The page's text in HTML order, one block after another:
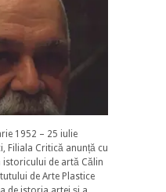
1952 – 25 iulie
Filiala Critică anunță cu
istoricului de artă Călin
de Arte Plastice